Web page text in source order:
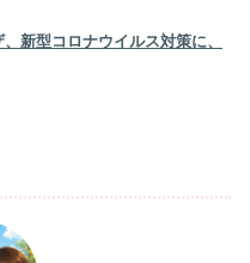
新型コロナウイルス対策に、